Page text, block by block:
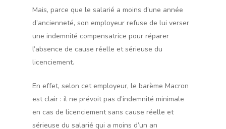
Mais, parce que le salarié a moins d’une année
d’ancienneté, son employeur refuse de lui verser
une indemnité compensatrice pour réparer
l’absence de cause réelle et sérieuse du
licenciement.
En effet, selon cet employeur, le barème Macron
est clair : il ne prévoit pas d’indemnité minimale
en cas de licenciement sans cause réelle et
sérieuse du salarié qui a moins d’un an